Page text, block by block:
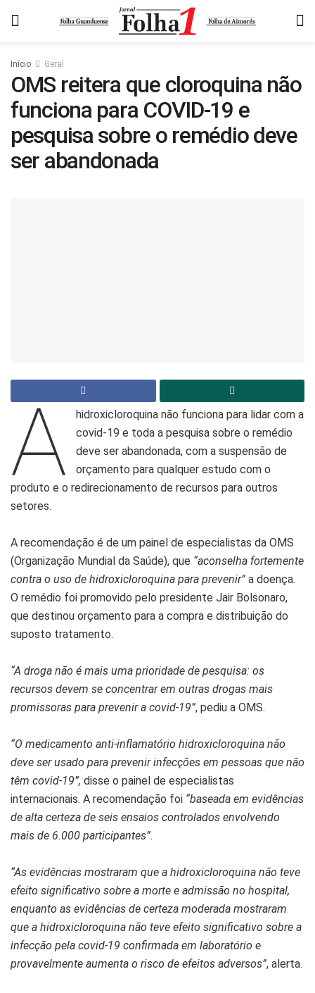
Início Geral
OMS reitera que cloroquina não
funciona para COVID-19 e
pesquisa sobre o remédio deve
ser abandonada
A
hidroxicloroquina não funciona para lidar com a
covid-19 e toda a pesquisa sobre o remédio
deve ser abandonada, com a suspensão de
orçamento para qualquer estudo com o
produto e o redirecionamento de recursos para outros
setores.
A recomendação é de um painel de especialistas da OMS
(Organização Mundial da Saúde), que “aconselha fortemente
contra o uso de hidroxicloroquina para prevenir” a doença.
O remédio foi promovido pelo presidente Jair Bolsonaro,
que destinou orçamento para a compra e distribuição do
suposto tratamento.
“A droga não é mais uma prioridade de pesquisa: os
recursos devem se concentrar em outras drogas mais
promissoras para prevenir a covid-19”, pediu a OMS.
“O medicamento anti-inflamatório hidroxicloroquina não
deve ser usado para prevenir infecções em pessoas que não
têm covid-19”, disse o painel de especialistas
internacionais. A recomendação foi “baseada em evidências
de alta certeza de seis ensaios controlados envolvendo
mais de 6.000 participantes”.
“As evidências mostraram que a hidroxicloroquina não teve
efeito significativo sobre a morte e admissão no hospital,
enquanto as evidências de certeza moderada mostraram
que a hidroxicloroquina não teve efeito significativo sobre a
infecção pela covid-19 confirmada em laboratório e
provavelmente aumenta o risco de efeitos adversos”, alerta.